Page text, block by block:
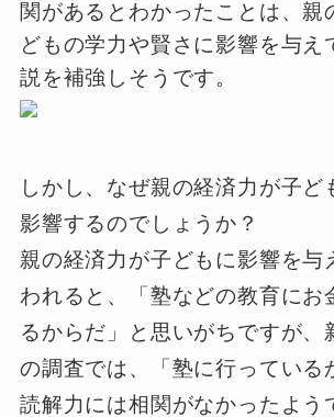
関があるとわかったことは、親
どもの学力や賢さに影響を与え
説を補強しそうです。
しかし、なぜ親の経済力が子ど
影響するのでしょうか？
親の経済力が子どもに影響を与
われると、「塾などの教育にお
るからだ」と思いがちですが、
の調査では、「塾に行っている
読解力には相関がなかったよう